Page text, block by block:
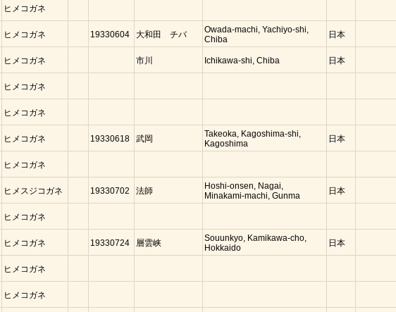
ヒメコガネ
ヒメコガネ 19330604 大和田 チバ
Owada-machi, Yachiyo-shi,
Chiba
日本
ヒメコガネ 市川 Ichikawa-shi, Chiba 日本
ヒメコガネ
ヒメコガネ
ヒメコガネ 19330618 武岡
Takeoka, Kagoshima-shi,
Kagoshima
日本
ヒメコガネ
ヒメスジコガネ 19330702 法師
Hoshi-onsen, Nagai,
Minakami-machi, Gunma
日本
ヒメコガネ
ヒメコガネ 19330724 層雲峡
Souunkyo, Kamikawa-cho,
Hokkaido
日本
ヒメコガネ
ヒメコガネ